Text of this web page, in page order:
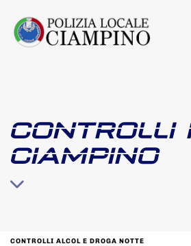
CONTROLLI
CIAMPINO
CONTROLLI ALCOL E DROGA NOTTE